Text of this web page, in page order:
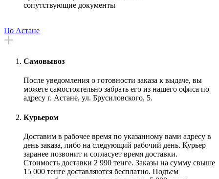
сопутствующие документы
По Астане
Самовывоз
После уведомления о готовности заказа к выдаче, вы
можете самостоятельно забрать его из нашего офиса по
адресу г. Астане, ул. Брусиловского, 5.
Курьером
Доставим в рабочее время по указанному вами адресу в
день заказа, либо на следующий рабочий день. Курьер
заранее позвонит и согласует время доставки.
Стоимость доставки 2 990 тенге. Заказы на сумму свыше
15 000 тенге доставляются бесплатно. Подъем